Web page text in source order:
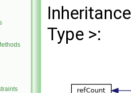
Type >: